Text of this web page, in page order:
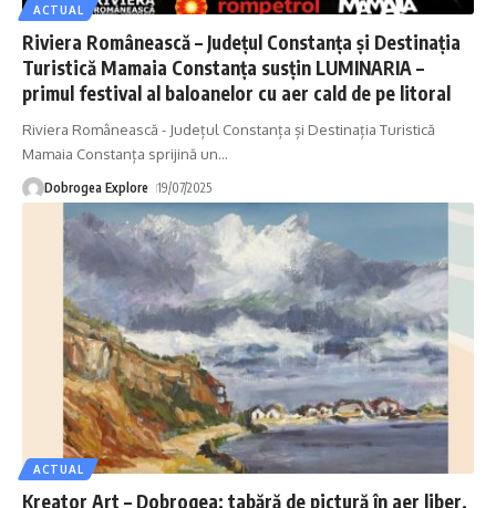
ACTUAL
Riviera Românească – Județul Constanța și Destinația
Turistică Mamaia Constanța susțin LUMINARIA –
primul festival al baloanelor cu aer cald de pe litoral
Riviera Românească - Județul Constanța și Destinația Turistică
Mamaia Constanța sprijină un…
Dobrogea Explore 19/07/2025
ACTUAL
Kreator Art – Dobrogea: tabără de pictură în aer liber,